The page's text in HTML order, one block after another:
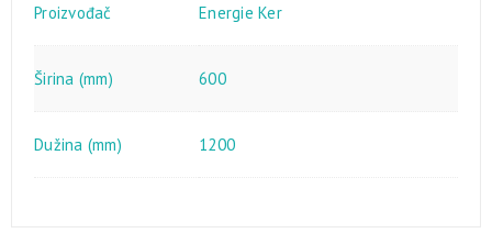
Proizvođač Energie Ker
Širina (mm) 600
Dužina (mm) 1200